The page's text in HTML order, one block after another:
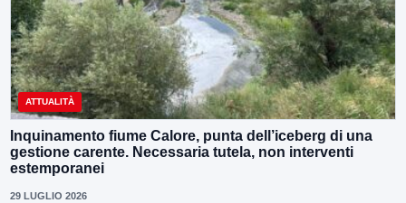
ATTUALITÀ
Inquinamento fiume Calore, punta dell’iceberg di una
gestione carente. Necessaria tutela, non interventi
estemporanei
29 LUGLIO 2026